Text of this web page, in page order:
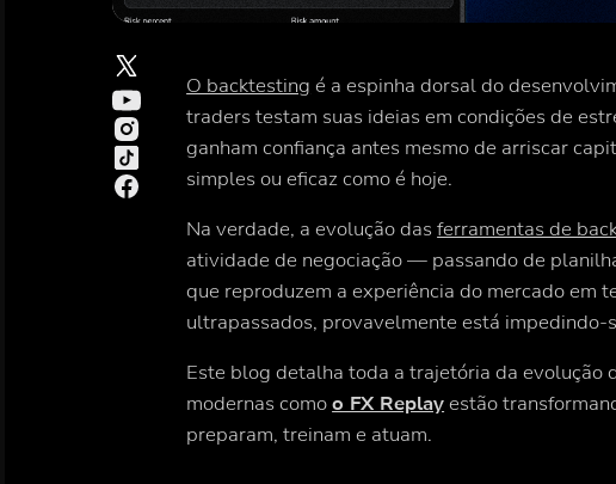
O backtesting é a espinha dorsal do
traders testam suas ideias em condições de
ganham confiança antes mesmo de arriscar
simples ou eficaz como é hoje.
Na verdade, a evolução dasferramentas de
atividade de negociação — passando de
que reproduzem a experiência do mercado em
ultrapassados, provavelmente está
Este blog detalha toda a trajetória da evolução
modernas comoo FX Replayestão
preparam, treinam e atuam.